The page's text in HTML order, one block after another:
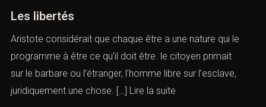
Les libertés
Aristote considérait que chaque être a une nature qui le
programme à être ce qu’il doit être. le citoyen primait
sur le barbare ou l’étranger, l’homme libre sur l’esclave,
juridiquement une chose. […] Lire la suite